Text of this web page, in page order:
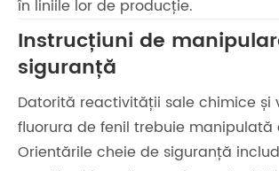
în liniile lor de producție.
Instrucțiuni de
siguranță
Datorită reactivității sale chimice și
fluorura de fenil trebuie manipulată
Orientările cheie de siguranță